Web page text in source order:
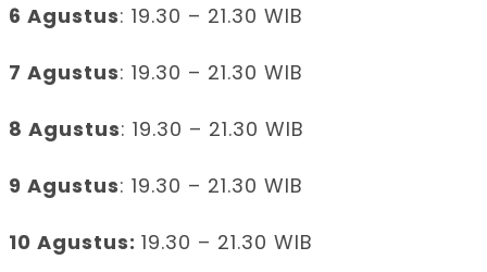
6 Agustus: 19.30 – 21.30 WIB
7 Agustus: 19.30 – 21.30 WIB
8 Agustus: 19.30 – 21.30 WIB
9 Agustus: 19.30 – 21.30 WIB
10 Agustus: 19.30 – 21.30 WIB